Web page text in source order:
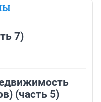
7)
(часть 5)